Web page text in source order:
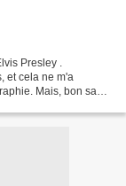
Presley .
et cela ne m'a
Mais, bon sang,